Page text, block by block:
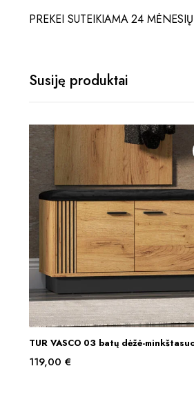
PREKEI SUTEIKIAMA 24
Susiję produktai
Į KREPŠELĮ
TUR VASCO 03 batų dėžė-
119,00 €